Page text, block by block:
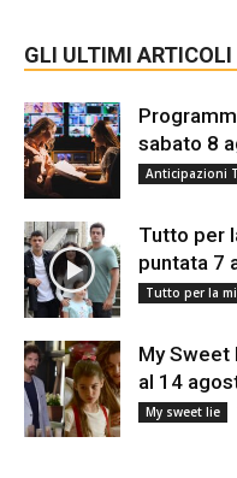
GLI ULTIMI ARTICOLI
sabato 8
Anticipazioni
Tutto per
puntata 7
Tutto per la
My Sweet
al 14
My sweet lie